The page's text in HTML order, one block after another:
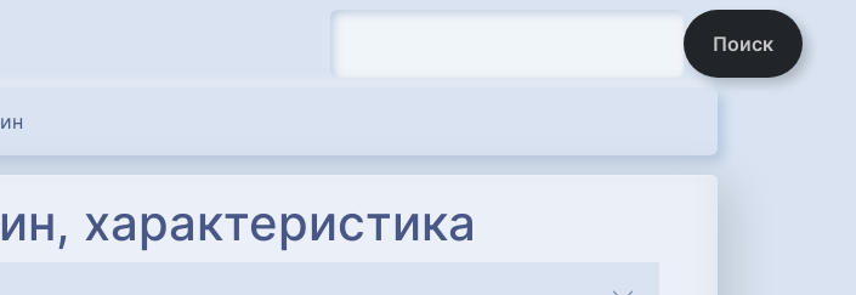
Поиск
характеристика